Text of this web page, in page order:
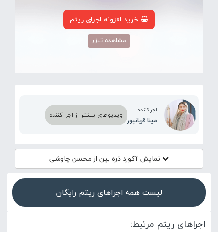
خرید افزونه اجرای ریتم
مشاهده تیزر
اجراکننده :
مینا قربانپور
ویدیوهای بیشتر از اجرا کننده
نمایش آکوردذره بین از محسن چاوشی
لیست همه اجراهای ریتم رایگان
اجراهای ریتم مرتبط: